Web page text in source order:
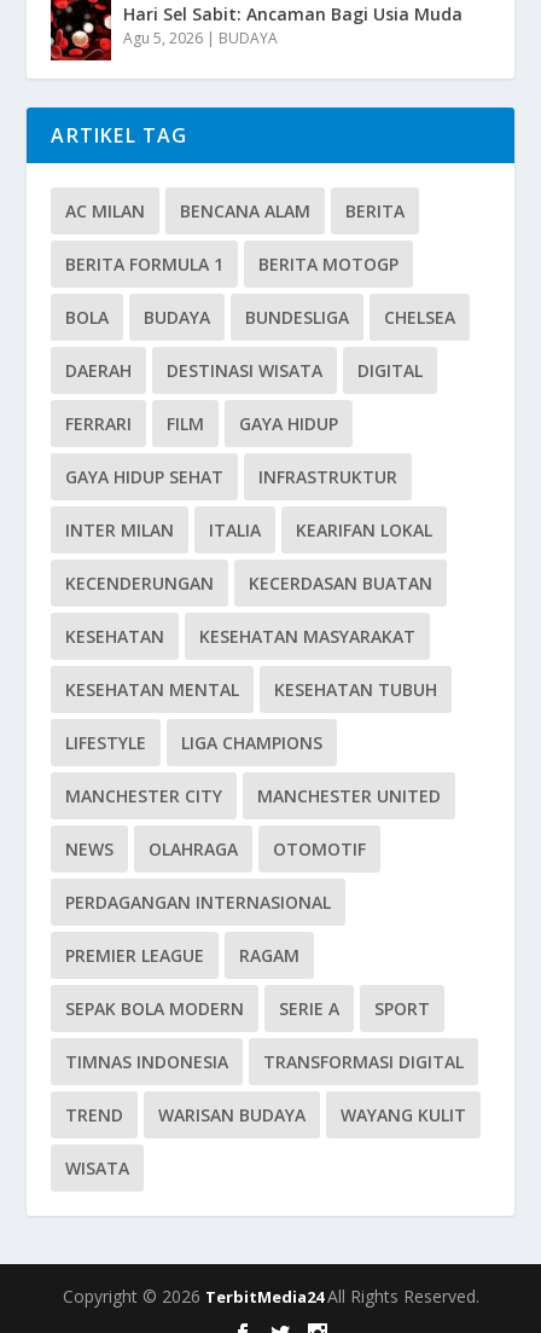
Hari Sel Sabit: Ancaman Bagi Usia Muda
Agu 5, 2026 | BUDAYA
ARTIKEL TAG
AC MILAN BENCANA ALAM BERITA
BERITA FORMULA 1 BERITA MOTOGP
BOLA BUDAYA BUNDESLIGA CHELSEA
DAERAH DESTINASI WISATA DIGITAL
FERRARI FILM GAYA HIDUP
GAYA HIDUP SEHAT INFRASTRUKTUR
INTER MILAN ITALIA KEARIFAN LOKAL
KECENDERUNGAN KECERDASAN BUATAN
KESEHATAN KESEHATAN MASYARAKAT
KESEHATAN MENTAL KESEHATAN TUBUH
LIFESTYLE LIGA CHAMPIONS
MANCHESTER CITY MANCHESTER UNITED
NEWS OLAHRAGA OTOMOTIF
PERDAGANGAN INTERNASIONAL
PREMIER LEAGUE RAGAM
SEPAK BOLA MODERN SERIE A SPORT
TIMNAS INDONESIA TRANSFORMASI DIGITAL
TREND WARISAN BUDAYA WAYANG KULIT
WISATA
Copyright © 2026 TerbitMedia24All Rights Reserved.